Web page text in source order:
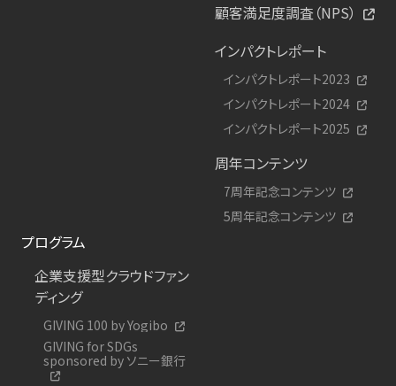
顧客満足度調査（NPS）
インパクトレポート
インパクトレポート2023
インパクトレポート2024
インパクトレポート2025
周年コンテンツ
7周年記念コンテンツ
5周年記念コンテンツ
プログラム
企業支援型クラウドファン
ディング
GIVING 100 by Yogibo
GIVING for SDGs
sponsored by ソニー銀行